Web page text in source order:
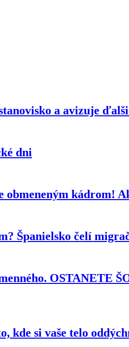
a avizuje
dni
obmeneným kádrom!
Španielsko čelí
OSTANETE
kde si vaše telo